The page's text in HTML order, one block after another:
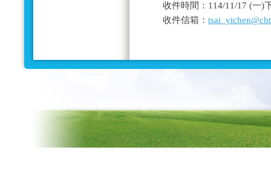
收件時間：114/11/17 (一)
收件信箱：